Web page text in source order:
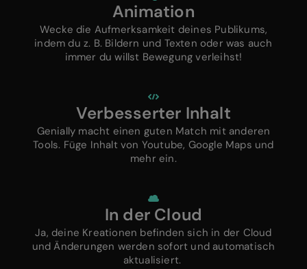
Animation
Wecke die Aufmerksamkeit deines Publikums,
indem du z. B. Bildern und Texten oder was auch
immer du willst Bewegung verleihst!
Verbesserter Inhalt
Genially macht einen guten Match mit anderen
Tools. Füge Inhalt von Youtube, Google Maps und
mehr ein.
In der Cloud
Ja, deine Kreationen befinden sich in der Cloud
und Änderungen werden sofort und automatisch
aktualisiert.